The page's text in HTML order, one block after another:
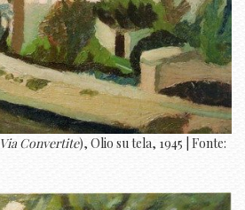
Via Convertite), Olio su tela, 1945 | Fonte: